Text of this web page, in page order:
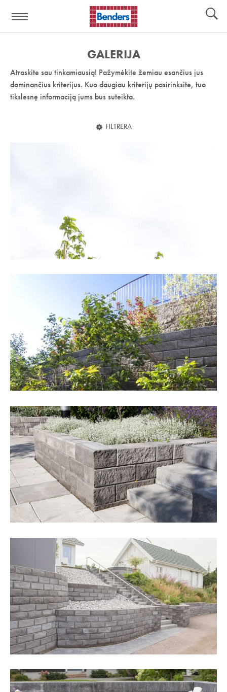
nuoroda:
GALERIJA
Atraskite sau tinkamiausią! Pažymėkite žemiau esančius jus
dominančius kriterijus. Kuo daugiau kriterijų pasirinksite, tuo
tikslesnę informaciją jums bus suteikta.
FILTRERA